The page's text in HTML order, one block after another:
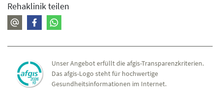
Rehaklinik teilen
Unser Angebot erfüllt die afgis-Transparenzkriterien.
Das afgis-Logo steht für hochwertige
Gesundheitsinformationen im Internet.